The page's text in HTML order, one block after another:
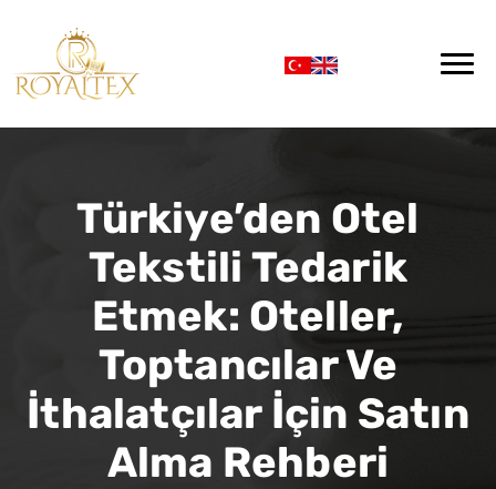
Türkiye’den Otel
Tekstili Tedarik
Etmek: Oteller,
Toptancılar Ve
İthalatçılar İçin Satın
Alma Rehberi